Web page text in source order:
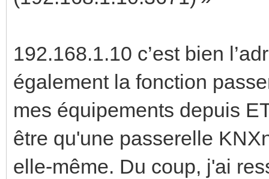
192.168.1.10 c’est bien
également la fonction
mes équipements depuis
être qu'une passerelle
elle-même. Du coup, j'ai